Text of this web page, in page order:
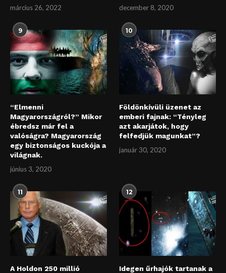
március 26, 2022
december 8, 2020
9
“Elmenni
Magyarországról?” Mikor
ébredsz már fel a
valóságra? Magyarország
egy biztonságos kuckója a
világnak.
június 3, 2020
10
Földönkívüli üzenet az
emberi fajnak: “Tényleg
azt akarjátok, hogy
felfedjük magunkat”?
január 30, 2020
11
A Holdon 250 millió
12
Idegen űrhajók tartanak a